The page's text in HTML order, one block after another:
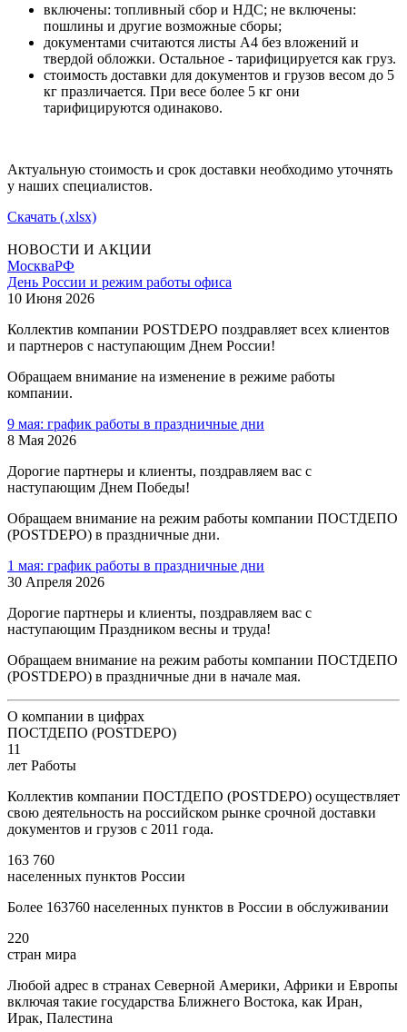
включены: топливный сбор и НДС; не включены:
пошлины и другие возможные сборы;
документами считаются листы А4 без вложений и
твердой обложки. Остальное - тарифицируется как груз.
стоимость доставки для документов и грузов весом до 5
кг празличается. При весе более 5 кг они
тарифицируются одинаково.
Актуальную стоимость и срок доставки необходимо уточнять
у наших специалистов.
Скачать (.xlsx)
НОВОСТИ И АКЦИИ
МоскваРФ
День России и режим работы офиса
10 Июня 2026
Коллектив компании POSTDEPO поздравляет всех клиентов
и партнеров с наступающим Днем России!
Обращаем внимание на изменение в режиме работы
компании.
9 мая: график работы в праздничные дни
8 Мая 2026
Дорогие партнеры и клиенты, поздравляем вас с
наступающим Днем Победы!
Обращаем внимание на режим работы компании ПОСТДЕПО
(POSTDEPO) в праздничные дни.
1 мая: график работы в праздничные дни
30 Апреля 2026
Дорогие партнеры и клиенты, поздравляем вас с
наступающим Праздником весны и труда!
Обращаем внимание на режим работы компании ПОСТДЕПО
(POSTDEPO) в праздничные дни в начале мая.
О компании в цифрах
ПОСТДЕПО (POSTDEPO)
11
лет Работы
Коллектив компании ПОСТДЕПО (POSTDEPO) осуществляет
свою деятельность на российском рынке срочной доставки
документов и грузов с 2011 года.
163 760
населенных пунктов России
Более 163760 населенных пунктов в России в обслуживании
220
стран мира
Любой адрес в странах Северной Америки, Африки и Европы
включая такие государства Ближнего Востока, как Иран,
Ирак, Палестина